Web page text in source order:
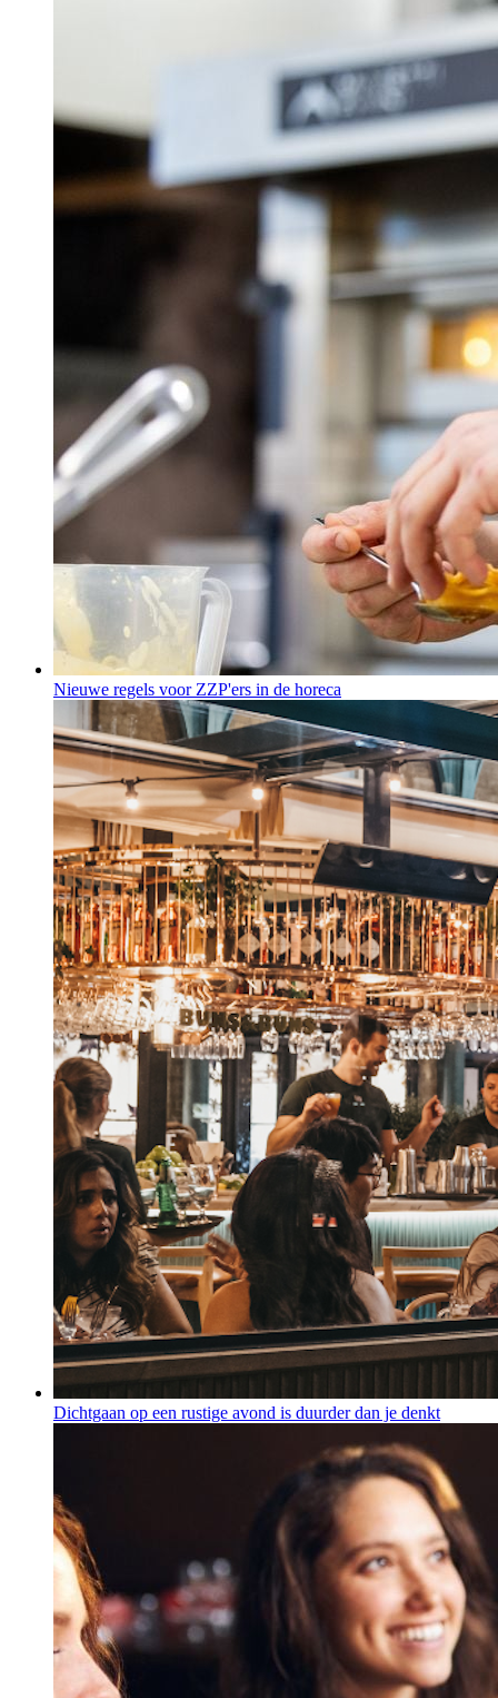
Nieuwe regels voor ZZP'ers in de horeca
Dichtgaan op een rustige avond is duurder dan je denkt